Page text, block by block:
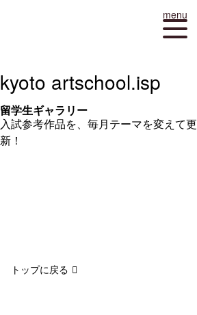
kyoto artschool.isp
留学生ギャラリー
入試参考作品を、毎月テーマを変えて更
新！
トップに戻る
menu